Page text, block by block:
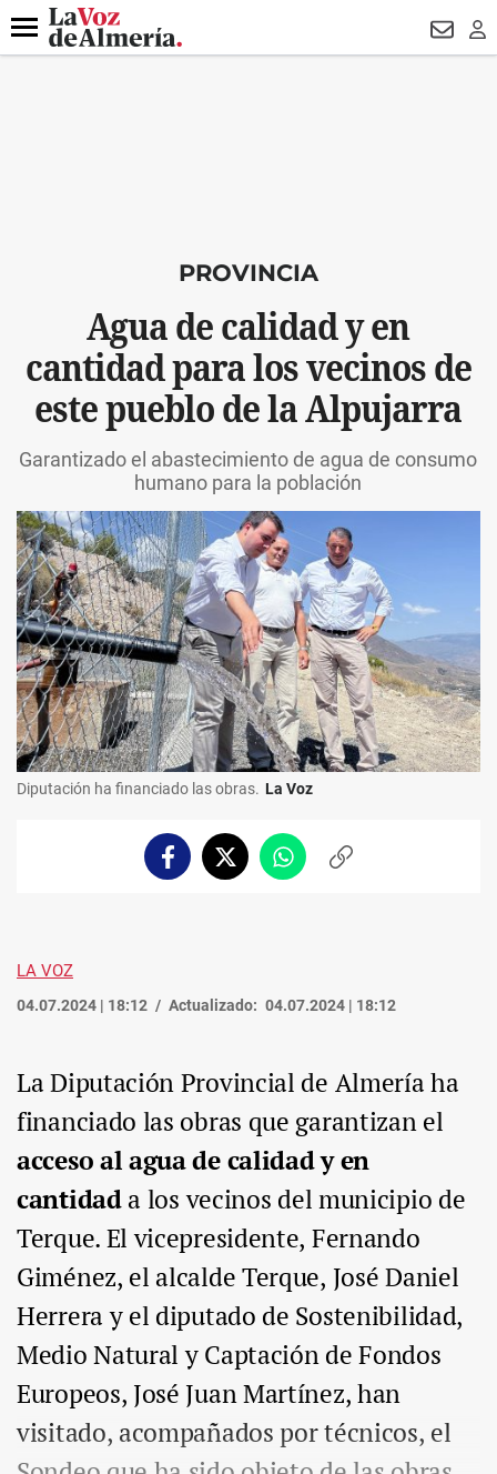
DESTACADO
Menú
PROVINCIA
Agua de calidad y en
cantidad para los vecinos de
este pueblo de la Alpujarra
Garantizado el abastecimiento de agua de consumo
humano para la población
Diputación ha financiado las obras. La Voz
FacebookTwitterWhatsappCopiar
LA VOZ
04.07.2024 | 18:12 Actualizado: 04.07.2024 | 18:12
La Diputación Provincial de Almería ha
financiado las obras que garantizan el
acceso al agua de calidad y en
cantidada los vecinos del municipio de
Terque. El vicepresidente, Fernando
Giménez, el alcalde Terque, José Daniel
Herrera y el diputado de Sostenibilidad,
Medio Natural y Captación de Fondos
Europeos, José Juan Martínez, han
visitado, acompañados por técnicos, el